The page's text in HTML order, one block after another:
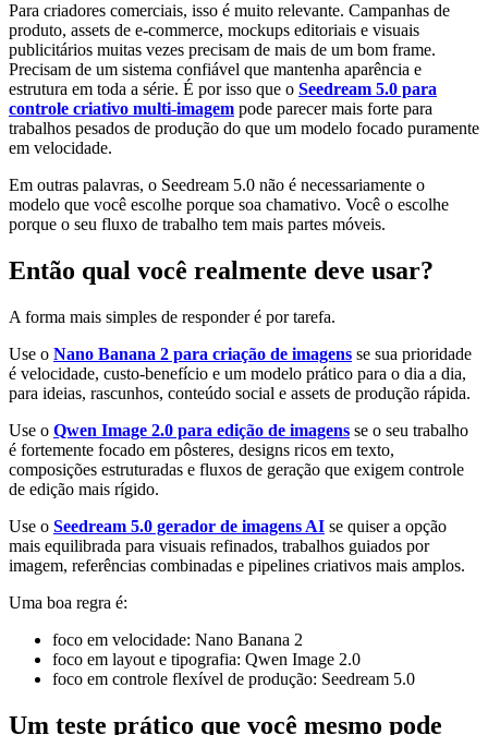
Para criadores comerciais, isso é muito relevante. Campanhas de
produto, assets de e-commerce, mockups editoriais e visuais
publicitários muitas vezes precisam de mais de um bom frame.
Precisam de um sistema confiável que mantenha aparência e
estrutura em toda a série. É por isso que o Seedream 5.0 para
controle criativo multi-imagem pode parecer mais forte para
trabalhos pesados de produção do que um modelo focado puramente
em velocidade.
Em outras palavras, o Seedream 5.0 não é necessariamente o
modelo que você escolhe porque soa chamativo. Você o escolhe
porque o seu fluxo de trabalho tem mais partes móveis.
Então qual você realmente deve usar?
A forma mais simples de responder é por tarefa.
Use o Nano Banana 2 para criação de imagens se sua prioridade
é velocidade, custo-benefício e um modelo prático para o dia a dia,
para ideias, rascunhos, conteúdo social e assets de produção rápida.
Use o Qwen Image 2.0 para edição de imagens se o seu trabalho
é fortemente focado em pôsteres, designs ricos em texto,
composições estruturadas e fluxos de geração que exigem controle
de edição mais rígido.
Use o Seedream 5.0 gerador de imagens AI se quiser a opção
mais equilibrada para visuais refinados, trabalhos guiados por
imagem, referências combinadas e pipelines criativos mais amplos.
Uma boa regra é:
foco em velocidade: Nano Banana 2
foco em layout e tipografia: Qwen Image 2.0
foco em controle flexível de produção: Seedream 5.0
Um teste prático que você mesmo pode